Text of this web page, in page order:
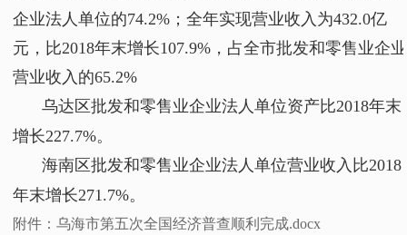
企业法人单位的74.2%；全年实现营业收入为432.0亿
元，比2018年末增长107.9%，占全市批发和零售业企业
营业收入的65.2%
乌达区批发和零售业企业法人单位资产比2018年末
增长227.7%。
海南区批发和零售业企业法人单位营业收入比2018
年末增长271.7%。
附件：乌海市第五次全国经济普查顺利完成.docx